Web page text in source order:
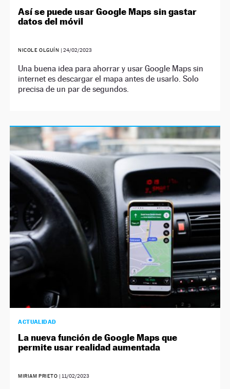
Así se puede usar Google Maps sin gastar
datos del móvil
NICOLE OLGUÍN |24/02/2023
Una buena idea para ahorrar y usar Google Maps sin
internet es descargar el mapa antes de usarlo. Solo
precisa de un par de segundos.
ACTUALIDAD
La nueva función de Google Maps que
permite usar realidad aumentada
MIRIAM PRIETO | 11/02/2023